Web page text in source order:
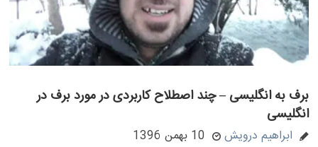
برف به انگلیسی – چند اصطلاح کاربردی در مورد برف در
انگلیسی
ابراهیم درویش 10 بهمن 1396